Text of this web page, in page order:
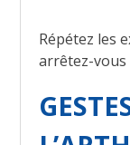
Répétez les
arrêtez-vous